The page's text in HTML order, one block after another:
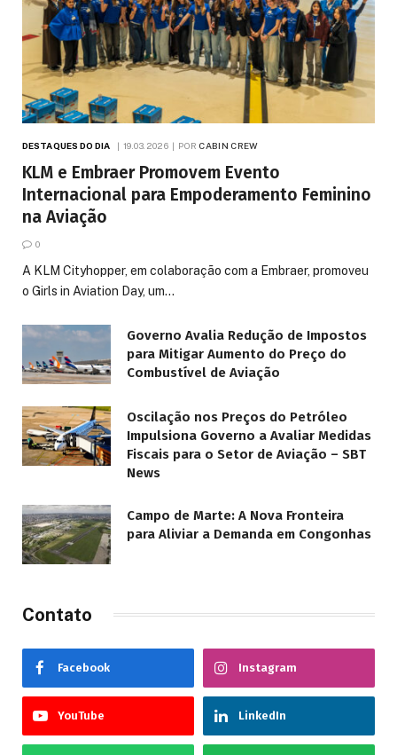
DESTAQUES DO DIA 19.03.2026 POR CABIN CREW
KLM e Embraer Promovem Evento
Internacional para Empoderamento Feminino
na Aviação
0
A KLM Cityhopper, em colaboração com a Embraer, promoveu
o Girls in Aviation Day, um…
Governo Avalia Redução de Impostos
para Mitigar Aumento do Preço do
Combustível de Aviação
Oscilação nos Preços do Petróleo
Impulsiona Governo a Avaliar Medidas
Fiscais para o Setor de Aviação – SBT
News
Campo de Marte: A Nova Fronteira
para Aliviar a Demanda em Congonhas
Contato
Facebook Instagram
YouTube LinkedIn